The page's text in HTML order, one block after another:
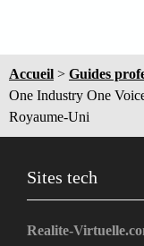
Accueil > Guides
One Industry One
Royaume-Uni
Sites tech
Realite-